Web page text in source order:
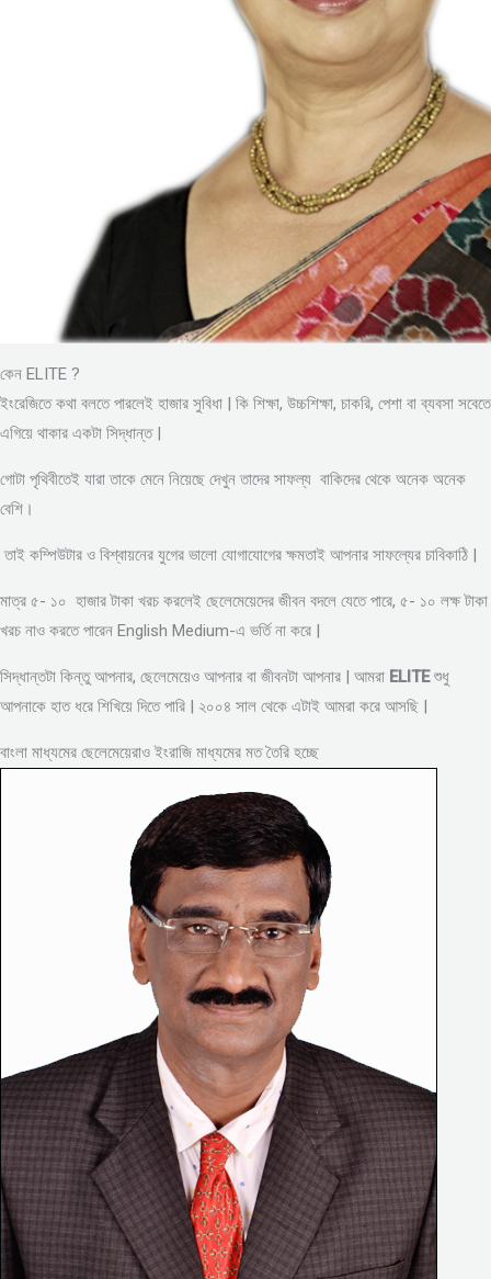
কেন ELITE ?
ইংরেজিতে কথা বলতে পারলেই হাজার সুবিধা | কি শিক্ষা, উচ্চশিক্ষা, চাকরি, পেশা বা ব্যবসা সবেতে
এগিয়ে থাকার একটা সিদ্ধান্ত |
গোটা পৃথিবীতেই যারা তাকে মেনে নিয়েছে দেখুন তাদের সাফল্য বাকিদের থেকে অনেক অনেক
বেশি।
তাই কম্পিউটার ও বিশ্বায়নের যুগের ভালো যোগাযোগের ক্ষমতাই আপনার সাফল্যের চাবিকাঠি |
মাত্র ৫- ১০ হাজার টাকা খরচ করলেই ছেলেমেয়েদের জীবন বদলে যেতে পারে, ৫- ১০ লক্ষ টাকা
খরচ নাও করতে পারেন English Medium-এ ভর্তি না করে |
সিদ্ধান্তটা কিন্তু আপনার, ছেলেমেয়েও আপনার বা জীবনটা আপনার | আমরা ELITEশুধু
আপনাকে হাত ধরে শিখিয়ে দিতে পারি | ২০০৪ সাল থেকে এটাই আমরা করে আসছি |
বাংলা মাধ্যমের ছেলেমেয়েরাও ইংরাজি মাধ্যমের মত তৈরি হচ্ছে